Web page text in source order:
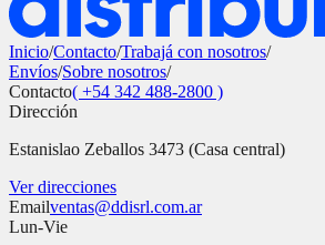
Inicio/Contacto/Trabajá con nosotros/
Envíos/Sobre nosotros/
Contacto( +54 342 488-2800 )
Dirección
Estanislao Zeballos 3473 (Casa central)
Ver direcciones
Emailventas@ddisrl.com.ar
Lun-Vie